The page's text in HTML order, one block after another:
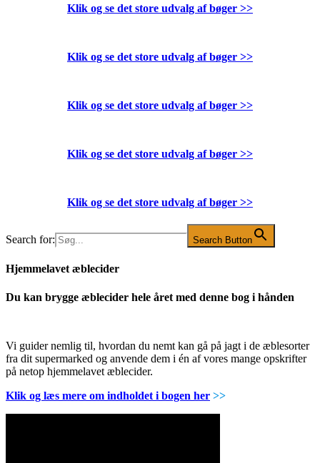
Klik og se det store udvalg af bøger >>
Klik og se det store udvalg af bøger >>
Klik og se det store udvalg af bøger >>
Klik og se det store udvalg af bøger >>
Klik og se det store udvalg af bøger >>
Search for: Search Button
Hjemmelavet æblecider
Du kan brygge æblecider hele året med denne bog i hånden
Vi guider nemlig til, hvordan du nemt kan gå på jagt i de æblesorter
fra dit supermarked og anvende dem i én af vores mange opskrifter
på netop hjemmelavet æblecider.
Klik og læs mere om indholdet i bogen her >>